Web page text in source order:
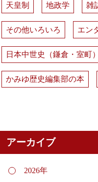
天皇制 地政学 雑
その他いろいろ エン
日本中世史（鎌倉・室町）
かみゆ歴史編集部の本
アーカイブ
2026年